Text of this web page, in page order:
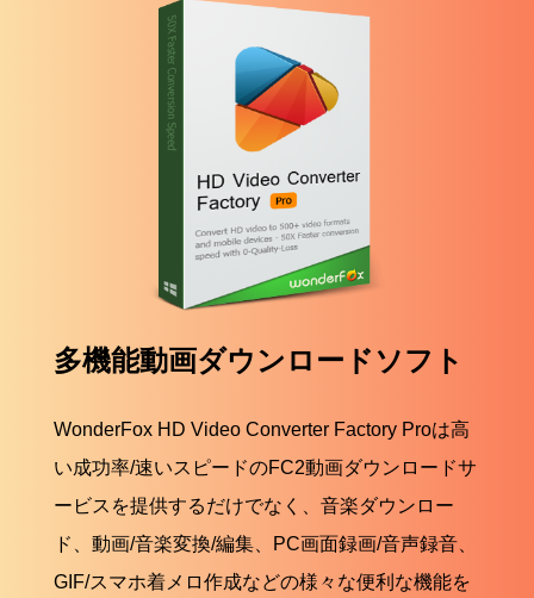
多機能動画ダウンロードソフト
WonderFox HD Video Converter Factory Proは高
い成功率/速いスピードのFC2動画ダウンロードサ
ービスを提供するだけでなく、音楽ダウンロー
ド、動画/音楽変換/編集、PC画面録画/音声録音、
GIF/スマホ着メロ作成などの様々な便利な機能を